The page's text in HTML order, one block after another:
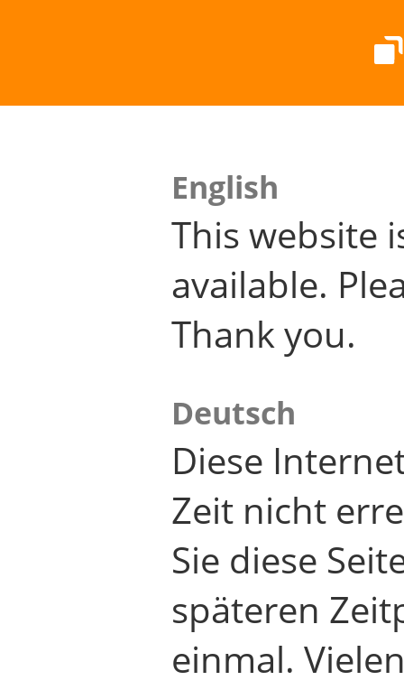
English
This website
available.
Thank you.
Deutsch
Diese
Zeit nicht
Sie diese
späteren
einmal.